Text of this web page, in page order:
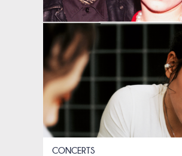
CONCERTS